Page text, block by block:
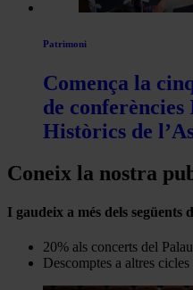
Patrimoni
Comença la
de
Històrics de
Coneix la nostra
I gaudeix a més dels següents
20% als concerts del
Descomptes a altres